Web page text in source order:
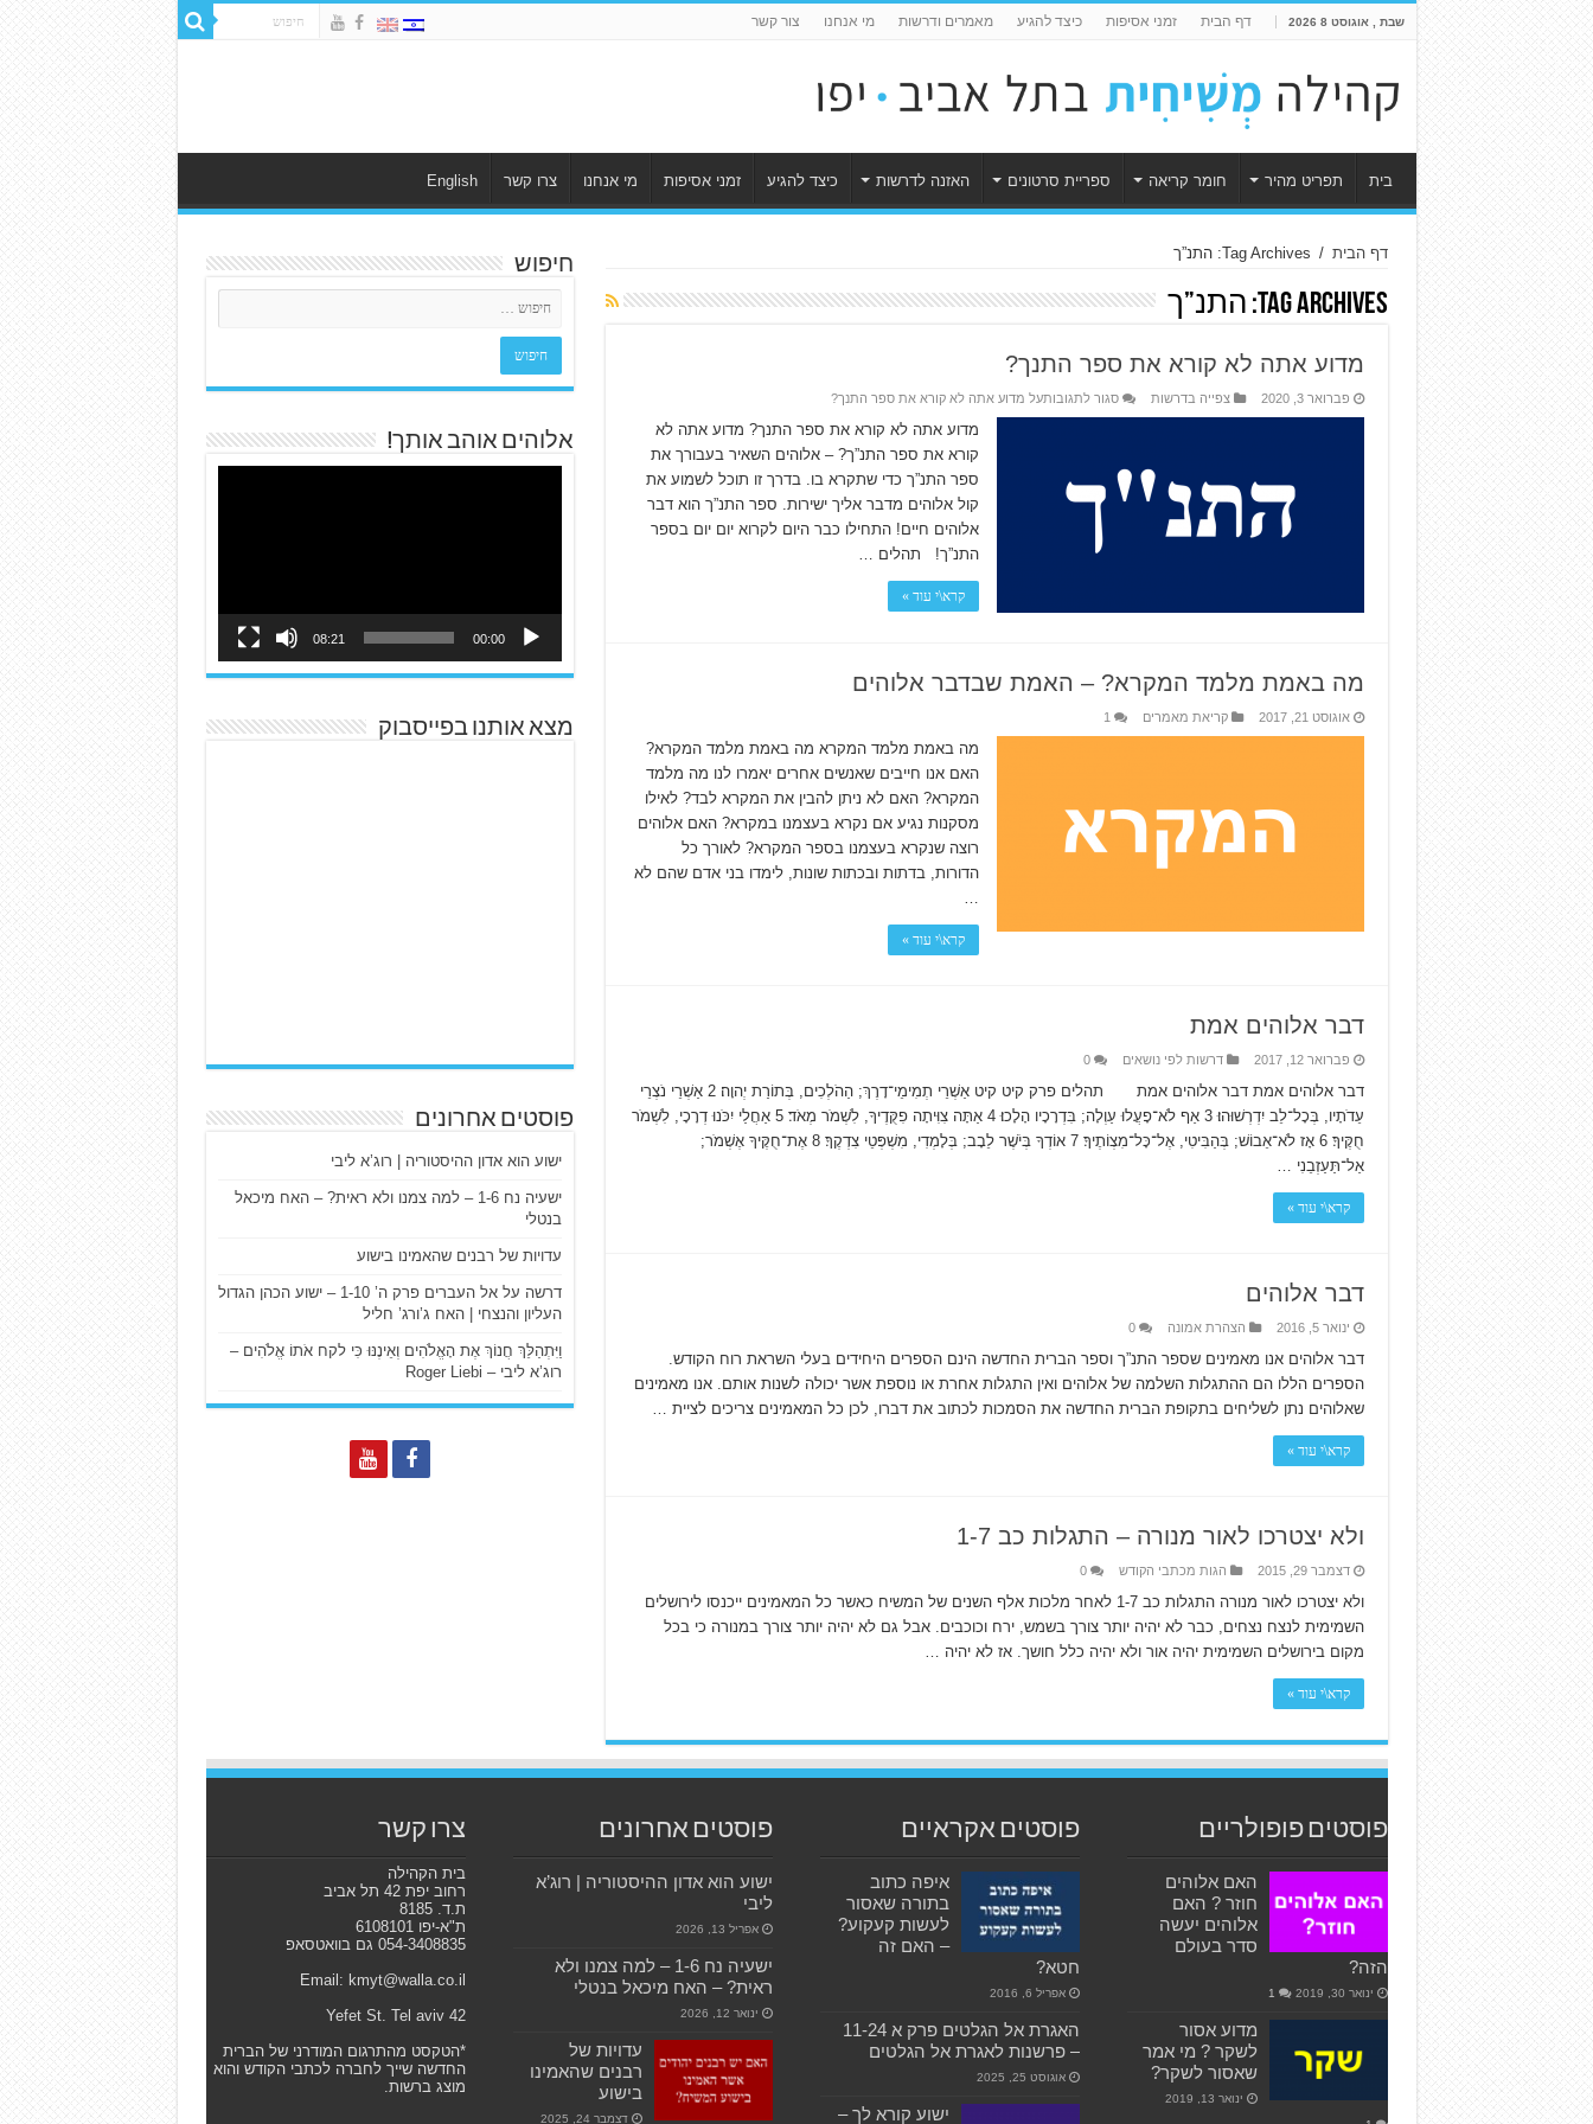
שבת , אוגוסט 8 2026 דף הבית זמני אסיפות כיצד להגיע מאמרים ודרשות מי אנחנו צור קשר
בית תפריט מהיר חומר קריאה ספריית סרטונים האזנה לדרשות כיצד להגיע זמני אסיפות מי אנחנו צרו קשר English
דף הבית / Tag Archives: התנ”ך
Tag Archives: התנ”ך
מדוע אתה לא קורא את ספר התנך?
פברואר 3, 2020 צפייה בדרשות סגור לתגובותעל מדוע אתה לא קורא את ספר התנך?
מדוע אתה לא קורא את ספר התנך? מדוע אתה לא
קורא את ספר התנ”ך? – אלוהים השאיר בעבורך את
ספר התנ”ך כדי שתקרא בו. בדרך זו תוכל לשמוע את
קול אלוהים מדבר אליך ישירות. ספר התנ”ך הוא דבר
אלוהים חיים! התחילו כבר היום לקרוא יום יום בספר
התנ”ך! תהלים …
קרא\י עוד »
מה באמת מלמד המקרא? – האמת שבדבר אלוהים
אוגוסט 21, 2017 קריאת מאמרים 1
מה באמת מלמד המקרא מה באמת מלמד המקרא?
האם אנו חייבים שאנשים אחרים יאמרו לנו מה מלמד
המקרא? האם לא ניתן להבין את המקרא לבד? לאילו
מסקנות נגיע אם נקרא בעצמנו במקרא? האם אלוהים
רוצה שנקרא בעצמנו בספר המקרא? לאורך כל
הדורות, בדתות ובכתות שונות, לימדו בני אדם שהם לא
קרא\י עוד »
דבר אלוהים אמת
פברואר 12, 2017 דרשות לפי נושאים 0
דבר אלוהים אמת דבר אלוהים אמת תהלים פרק קיט קיט אַשְׁרֵי תְמִימֵי־דָרֶךְ; הַהֹלְכִים, בְּתוֹרַת יְהוָה׃ 2 אַשְׁרֵי נֹצְרֵי
עֵדֹתָיו, בְּכָל־לֵב יִדְרְשׁוּהוּ׃ 3 אַף לֹא־פָעֲלוּ עַוְלָה; בִּדְרָכָיו הָלָכוּ׃ 4 אַתָּה צִוִּיתָה פִקֻּדֶיךָ, לִשְׁמֹר מְאֹד׃ 5 אַחֲלַי יִכֹּנוּ דְרָכָי, לִשְׁמֹר
חֻקֶּיךָ׃ 6 אָז לֹא־אֵבוֹשׁ; בְּהַבִּיטִי, אֶל־כָּל־מִצְוֹתֶיךָ׃ 7 אוֹדְךָ בְּיֹשֶׁר לֵבָב; בְּלָמְדִי, מִשְׁפְּטֵי צִדְקֶךָ׃ 8 אֶת־חֻקֶּיךָ אֶשְׁמֹר;
אַל־תַּעַזְבֵנִי …
קרא\י עוד »
דבר אלוהים
ינואר 5, 2016 הצהרת אמונה 0
דבר אלוהים אנו מאמינים שספר התנ”ך וספר הברית החדשה הינם הספרים היחידים בעלי השראת רוח הקודש.
הספרים הללו הם ההתגלות השלמה של אלוהים ואין התגלות אחרת או נוספת אשר יכולה לשנות אותם. אנו מאמינים
שאלוהים נתן לשליחים בתקופת הברית החדשה את הסמכות לכתוב את דברו, לכן כל המאמינים צריכים לציית …
קרא\י עוד »
ולא יצטרכו לאור מנורה – התגלות כב 1-7
דצמבר 29, 2015 הגות מכתבי הקודש 0
ולא יצטרכו לאור מנורה התגלות כב 1-7 לאחר מלכות אלף השנים של המשיח כאשר כל המאמינים ייכנסו לירושלים
השמימית לנצח נצחים, כבר לא יהיה יותר צורך בשמש, ירח וכוכבים. אבל גם לא יהיה יותר צורך במנורה כי בכל
מקום בירושלים השמימית יהיה אור ולא יהיה כלל חושך. אז לא יהיה …
קרא\י עוד »
חיפוש
אלוהים אוהב אותך!
00:00
08:21
מצא אותנו בפייסבוק
פוסטים אחרונים
ישוע הוא אדון ההיסטוריה | רוג’א ליבי
ישעיה נח 1-6 – למה צמנו ולא ראית? – האח מיכאל
בנטלי
עדויות של רבנים שהאמינו בישוע
דרשה על אל העברים פרק ה’ 1-10 – ישוע הכהן הגדול
העליון והנצחי | האח ג’ורג’ חליל
וַיִּתְהַלֵּךְ חֲנוֹךְ אֶת הָאֱלֹהִים וְאֵינֶנּוּ כִּי לקח אֹתוֹ אֱלֹהִים –
רוג’א ליבי – Roger Liebi
פוסטים פופולריים
האם אלוהים
חוזר ? האם
אלוהים יעשה
סדר בעולם
הזה?
ינואר 30, 2019 1
מדוע אסור
לשקר ? מי אמר
שאסור לשקר?
ינואר 13, 2019
פוסטים אקראיים
איפה כתוב
בתורה שאסור
לעשות קעקוע?
– האם זה
חטא?
אפריל 6, 2016
האגרת אל הגלטים פרק א 11-24
– פרשנות לאגרת אל הגלטים
אוגוסט 25, 2025
ישוע קורא לך –
פוסטים אחרונים
ישוע הוא אדון ההיסטוריה | רוג’א
ליבי
אפריל 13, 2026
ישעיה נח 1-6 – למה צמנו ולא
ראית? – האח מיכאל בנטלי
ינואר 12, 2026
עדויות של
רבנים שהאמינו
בישוע
דצמבר 24, 2025
צרו קשר
בית הקהילה
רחוב יפת 42 תל אביב
ת.ד. 8185
ת"א-יפו 6108101
054-3408835 גם בוואטסאפ
Email: kmyt@walla.co.il
42 Yefet St. Tel aviv
*הטקסט מהתרגום המודרני של הברית
החדשה שייך לחברה לכתבי הקודש והוא
מוצג ברשות.